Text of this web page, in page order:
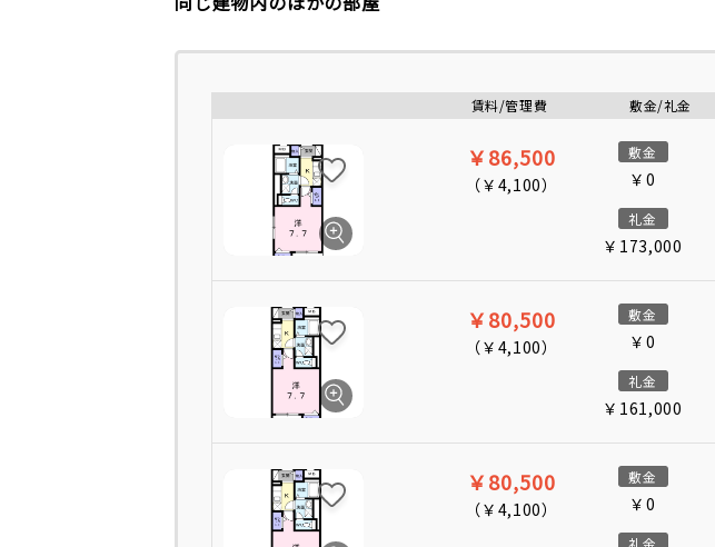
賃料/管理費 敷金/礼金
￥86,500
（￥4,100）
敷金
￥0
礼金
￥173,000
￥80,500
（￥4,100）
敷金
￥0
礼金
￥161,000
￥80,500
（￥4,100）
敷金
￥0
礼金